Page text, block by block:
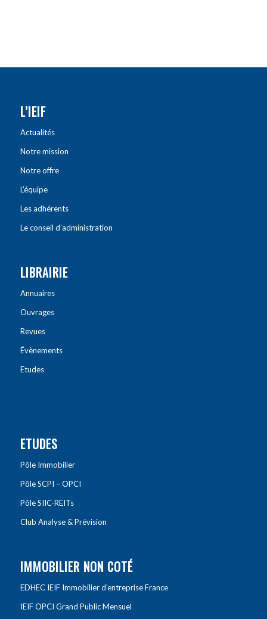
L’IEIF
Actualités
Notre mission
Notre offre
L’équipe
Les adhérents
Le conseil d’administration
LIBRAIRIE
Annuaires
Ouvrages
Revues
Évènements
Etudes
ETUDES
Pôle Immobilier
Pôle SCPI – OPCI
Pôle SIIC-REITs
Club Analyse & Prévision
IMMOBILIER NON COTÉ
EDHEC IEIF Immobilier d’entreprise France
IEIF OPCI Grand Public Mensuel